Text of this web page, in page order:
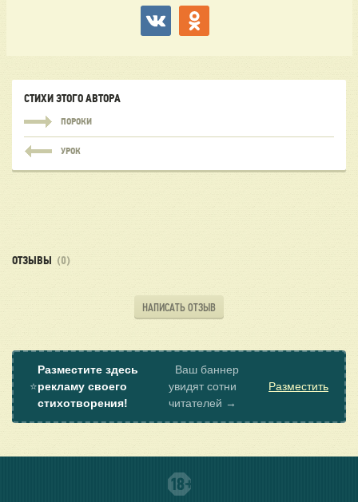
СТИХИ ЭТОГО АВТОРА
ПОРОКИ
УРОК
ОТЗЫВЫ (0)
НАПИСАТЬ ОТЗЫВ
⭐
Разместите здесь
рекламу своего
стихотворения!
Ваш баннер
увидят сотни
читателей →
Разместить